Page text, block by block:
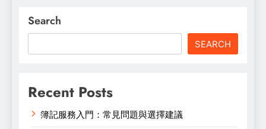
Search
SEARCH
Recent Posts
簿記服務入門：常見問題與選擇建議